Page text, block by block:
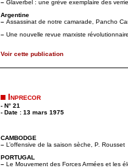
– Glaverbel : une grève exemplaire des
Argentine
– Assassinat de notre camarade, Pancho
– Une nouvelle revue marxiste
Voir cette publication
Inprecor
- N° 21
- Date : 13 mars 1975
CAMBODGE
– L’offensive de la saison sèche, P. Rousset
PORTUGAL
– Le Mouvement des Forces Armées et les